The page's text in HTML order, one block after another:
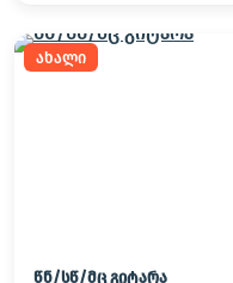
ახალი
წნ/სწ/მც გიტარა